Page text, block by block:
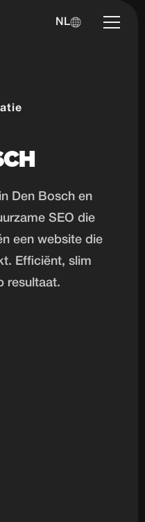
NL
Den Bosch en
SEO die
een website die
Efficiënt, slim
resultaat.